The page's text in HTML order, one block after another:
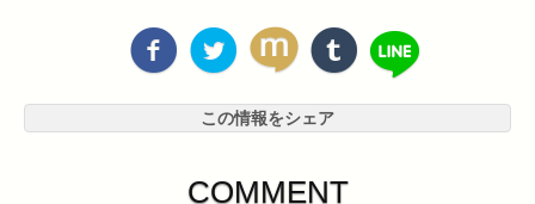
この情報をシェア
COMMENT